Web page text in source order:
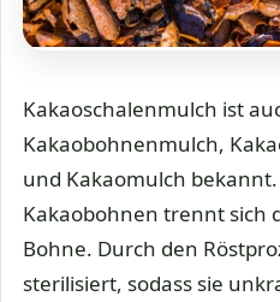
Kakaoschalenmulch ist
Kakaobohnenmulch,
und Kakaomulch
Kakaobohnen trennt sich
Bohne. Durch den
sterilisiert, sodass sie